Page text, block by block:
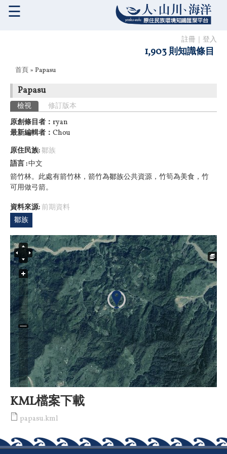
註冊 登入
1,903 則知識條目
☰
您在這裡
首頁 » Papasu
Papasu
主要索引標籤
檢視 (作用中頁籤)
修訂版本
原創條目者： ryan
最新編輯者： Chou
原住民族:鄒族
語言 中文
箭竹林。此處有箭竹林，箭竹為鄒族公共資源，竹筍為美食，竹
可用做弓箭。
資料來源:前期資料
鄒族
KML檔案下載
papasu.kml